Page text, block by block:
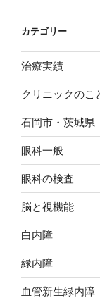
カテゴリー
治療実績
クリニックのこ
石岡市・茨城県
眼科一般
眼科の検査
脳と視機能
白内障
緑内障
血管新生緑内障